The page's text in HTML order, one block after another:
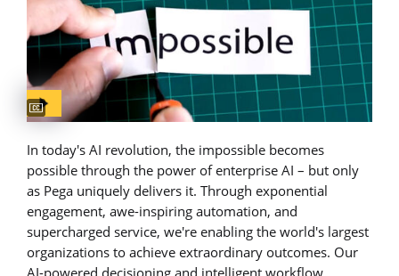
Captions available
In today's AI revolution, the impossible becomes
possible through the power of enterprise AI – but only
as Pega uniquely delivers it. Through exponential
engagement, awe-inspiring automation, and
supercharged service, we're enabling the world's largest
organizations to achieve extraordinary outcomes. Our
AI-powered decisioning and intelligent workflow